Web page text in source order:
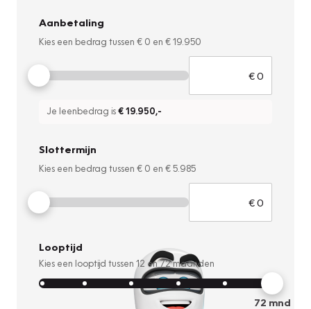
Aanbetaling
Kies een bedrag tussen € 0 en € 19.950
Je leenbedrag is€ 19.950,-
Slottermijn
Kies een bedrag tussen € 0 en € 5.985
Looptijd
Kies een looptijd tussen 12 en72maanden
72 mnd